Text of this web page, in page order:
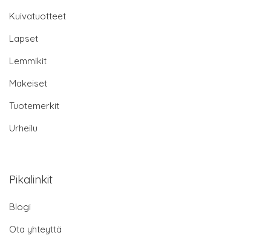
Kuivatuotteet
Lapset
Lemmikit
Makeiset
Tuotemerkit
Urheilu
Pikalinkit
Blogi
Ota yhteyttä